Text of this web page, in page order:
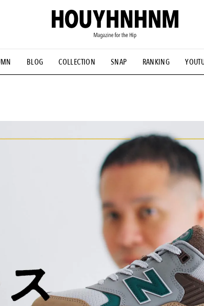
BLOG COLLECTION SNAP RANKING
#古着サミット #NEW VINTAGE #マイナーグッド
#FOCUS IT #AH.H #ととけん #FASHION